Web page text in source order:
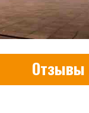
Отзывы